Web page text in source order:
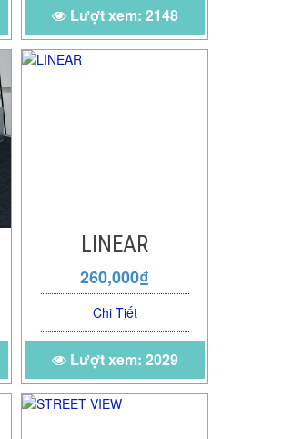
Lượt xem: 2148
LINEAR
260,000₫
Chi Tiết
Lượt xem: 2029